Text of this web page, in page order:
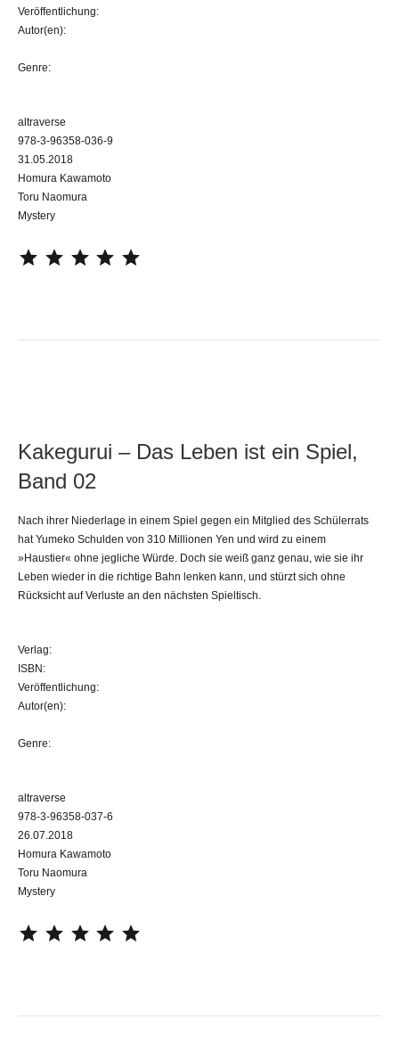
Veröffentlichung:
Autor(en):
Genre:
altraverse
978-3-96358-036-9
31.05.2018
Homura Kawamoto
Toru Naomura
Mystery
Kakegurui – Das Leben ist ein Spiel,
Band 02
Nach ihrer Niederlage in einem Spiel gegen ein Mitglied des Schülerrats
hat Yumeko Schulden von 310 Millionen Yen und wird zu einem
»Haustier« ohne jegliche Würde. Doch sie weiß ganz genau, wie sie ihr
Leben wieder in die richtige Bahn lenken kann, und stürzt sich ohne
Rücksicht auf Verluste an den nächsten Spieltisch.
Verlag:
ISBN:
Veröffentlichung:
Autor(en):
Genre:
altraverse
978-3-96358-037-6
26.07.2018
Homura Kawamoto
Toru Naomura
Mystery